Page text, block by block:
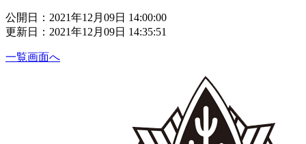
公開日：2021年12月09日 14:00:00
更新日：2021年12月09日 14:35:51
一覧画面へ